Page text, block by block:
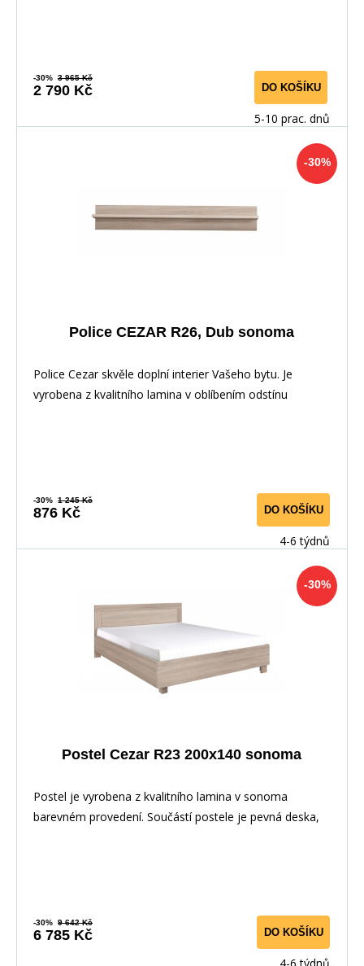
-30% 3 965 Kč
2 790 Kč DO KOŠÍKU
5-10 prac. dnů
-30%
Police CEZAR R26, Dub sonoma
Police Cezar skvěle doplní interier Vašeho bytu. Je
vyrobena z kvalitního lamina v oblíbením odstínu
-30% 1 245 Kč
876 Kč DO KOŠÍKU
4-6 týdnů
-30%
Postel Cezar R23 200x140 sonoma
Postel je vyrobena z kvalitního lamina v sonoma
barevném provedení. Součástí postele je pevná deska,
-30% 9 642 Kč
6 785 Kč DO KOŠÍKU